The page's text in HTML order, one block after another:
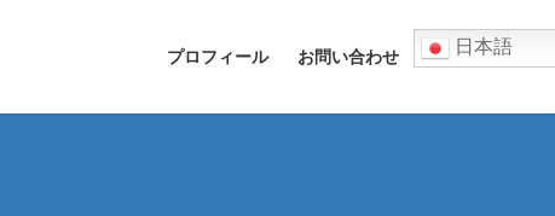
プロフィール お問い合わせ
日本語